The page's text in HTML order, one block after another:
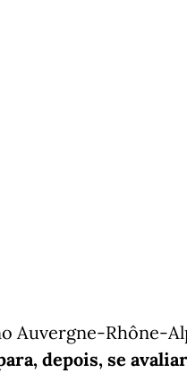
Auvergne-Rhône-
depois, se